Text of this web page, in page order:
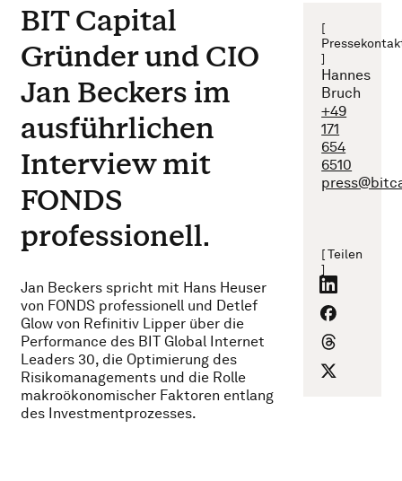
BIT Capital
Gründer und CIO
Jan Beckers im
ausführlichen
Interview mit
FONDS
professionell.
Jan Beckers spricht mit Hans Heuser
von FONDS professionell und Detlef
Glow von Refinitiv Lipper über die
Performance des BIT Global Internet
Leaders 30, die Optimierung des
Risikomanagements und die Rolle
makroökonomischer Faktoren entlang
des Investmentprozesses.
[
]
Hannes
Bruch
+49
171
654
6510
[ Teilen
]